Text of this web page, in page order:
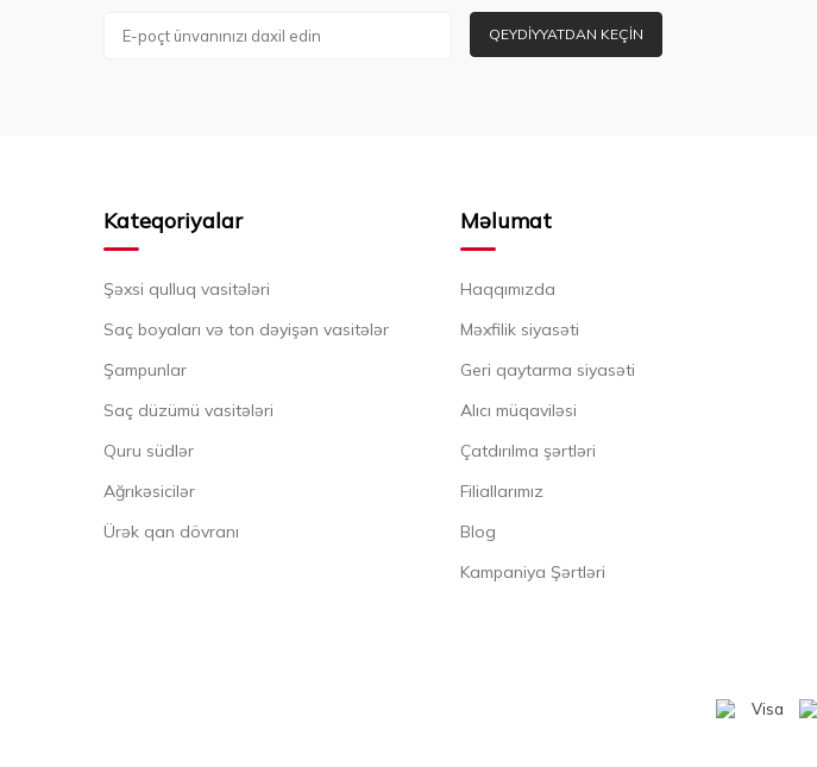
QEYDIYYATDAN KEÇIN
Kateqoriyalar
Şəxsi qulluq vasitələri
Saç boyaları və ton dəyişən vasitələr
Şampunlar
Saç düzümü vasitələri
Quru südlər
Ağrıkəsicilər
Ürək qan dövranı
Məlumat
Haqqımızda
Məxfilik siyasəti
Geri qaytarma siyasəti
Alıcı müqaviləsi
Çatdırılma şərtləri
Filiallarımız
Blog
Kampaniya Şərtləri